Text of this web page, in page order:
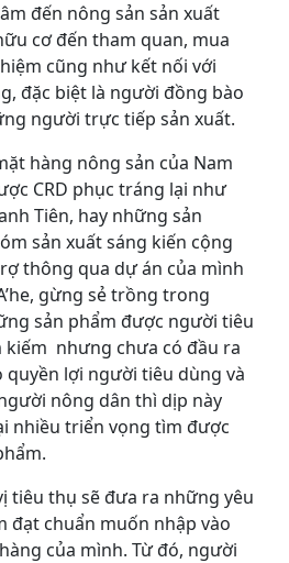
đến nông sản sản xuất
cơ đến tham quan, mua
cũng như kết nối với
đặc biệt là người đồng bào
người trực tiếp sản xuất.
hàng nông sản của Nam
CRD phục tráng lại như
Tiên, hay những sản
sản xuất sáng kiến cộng
thông qua dự án của mình
gừng sẻ trồng trong
sản phẩm được người tiêu
nhưng chưa có đầu ra
quyền lợi người tiêu dùng và
nông dân thì dịp này
nhiều triển vọng tìm được
tiêu thụ sẽ đưa ra những yêu
đạt chuẩn muốn nhập vào
của mình. Từ đó, người